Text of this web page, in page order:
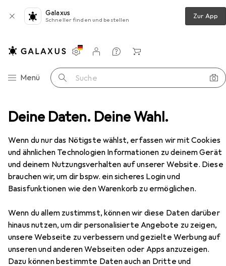
Deine Daten. Deine Wahl.
Wenn du nur das Nötigste wählst, erfassen wir mit Cookies
und ähnlichen Technologien Informationen zu deinem Gerät
und deinem Nutzungsverhalten auf unserer Website. Diese
brauchen wir, um dir bspw. ein sicheres Login und
Basisfunktionen wie den Warenkorb zu ermöglichen.
Wenn du allem zustimmst, können wir diese Daten darüber
hinaus nutzen, um dir personalisierte Angebote zu zeigen,
unsere Webseite zu verbessern und gezielte Werbung auf
unseren und anderen Webseiten oder Apps anzuzeigen.
Dazu können bestimmte Daten auch an Dritte und
Galaxus
Schneller finden und bestellen Zur App
Navigation nach Kategorien
Menü Suche
Einstellungen
Kundenkonto
Vergleichslisten
Merklisten
Warenkorb
Sofa + Bettsofa Atelier del Sofa Monica
Atelier del SofaMonica
2-Sitzer
Zubehör für Atelier del Sofa
Monica
Hier findest du passendes Zubehör zum Produkt Atelier
del Sofa Monica aus der Kategorie Dekokissen.